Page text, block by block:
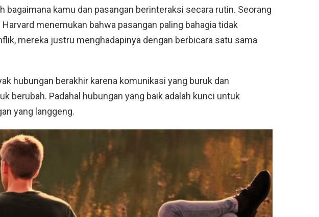
bagaimana kamu dan pasangan berinteraksi secara rutin. Seorang
menemukan bahwa pasangan paling bahagia tidak
mereka justru menghadapinya dengan berbicara satu sama
hubungan berakhir karena komunikasi yang buruk dan
berubah. Padahal hubungan yang baik adalah kunci untuk
yang langgeng.